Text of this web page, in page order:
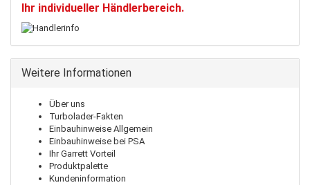
Ihr individueller Händlerbereich.
Weitere Informationen
Über uns
Turbolader-Fakten
Einbauhinweise Allgemein
Einbauhinweise bei PSA
Ihr Garrett Vorteil
Produktpalette
Kundeninformation